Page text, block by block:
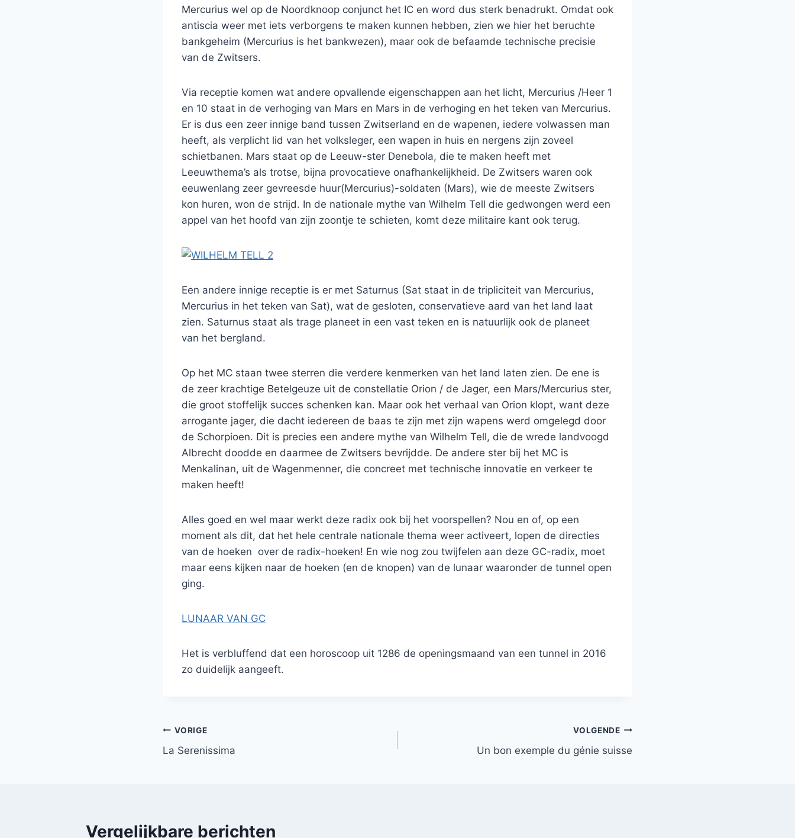
Mercurius wel op de Noordknoop conjunct het IC en word dus sterk benadrukt. Omdat ook
antiscia weer met iets verborgens te maken kunnen hebben, zien we hier het beruchte
bankgeheim (Mercurius is het bankwezen), maar ook de befaamde technische precisie
van de Zwitsers.
Via receptie komen wat andere opvallende eigenschappen aan het licht, Mercurius /Heer 1
en 10 staat in de verhoging van Mars en Mars in de verhoging en het teken van Mercurius.
Er is dus een zeer innige band tussen Zwitserland en de wapenen, iedere volwassen man
heeft, als verplicht lid van het volksleger, een wapen in huis en nergens zijn zoveel
schietbanen. Mars staat op de Leeuw-ster Denebola, die te maken heeft met
Leeuwthema’s als trotse, bijna provocatieve onafhankelijkheid. De Zwitsers waren ook
eeuwenlang zeer gevreesde huur(Mercurius)-soldaten (Mars), wie de meeste Zwitsers
kon huren, won de strijd. In de nationale mythe van Wilhelm Tell die gedwongen werd een
appel van het hoofd van zijn zoontje te schieten, komt deze militaire kant ook terug.
Een andere innige receptie is er met Saturnus (Sat staat in de tripliciteit van Mercurius,
Mercurius in het teken van Sat), wat de gesloten, conservatieve aard van het land laat
zien. Saturnus staat als trage planeet in een vast teken en is natuurlijk ook de planeet
van het bergland.
Op het MC staan twee sterren die verdere kenmerken van het land laten zien. De ene is
de zeer krachtige Betelgeuze uit de constellatie Orion / de Jager, een Mars/Mercurius ster,
die groot stoffelijk succes schenken kan. Maar ook het verhaal van Orion klopt, want deze
arrogante jager, die dacht iedereen de baas te zijn met zijn wapens werd omgelegd door
de Schorpioen. Dit is precies een andere mythe van Wilhelm Tell, die de wrede landvoogd
Albrecht doodde en daarmee de Zwitsers bevrijdde. De andere ster bij het MC is
Menkalinan, uit de Wagenmenner, die concreet met technische innovatie en verkeer te
maken heeft!
Alles goed en wel maar werkt deze radix ook bij het voorspellen? Nou en of, op een
moment als dit, dat het hele centrale nationale thema weer activeert, lopen de directies
van de hoeken over de radix-hoeken! En wie nog zou twijfelen aan deze GC-radix, moet
maar eens kijken naar de hoeken (en de knopen) van de lunaar waaronder de tunnel open
ging.
LUNAAR VAN GC
Het is verbluffend dat een horoscoop uit 1286 de openingsmaand van een tunnel in 2016
zo duidelijk aangeeft.
Bericht
navigatie
VORIGE
La Serenissima
VOLGENDE
Un bon exemple du génie suisse
Vergelijkbare berichten